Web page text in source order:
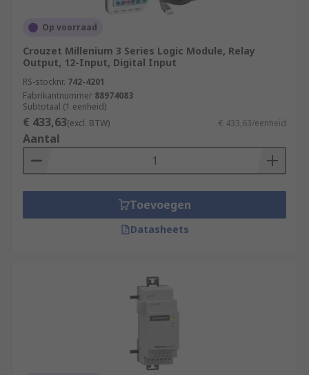
Op voorraad
Crouzet Millenium 3 Series Logic Module, Relay
Output, 12-Input, Digital Input
RS-stocknr. 742-4201
Fabrikantnummer 88974083
Subtotaal (1 eenheid)
€ 433,63(excl. BTW) € 433,63/eenheid
Aantal
Toevoegen
Datasheets